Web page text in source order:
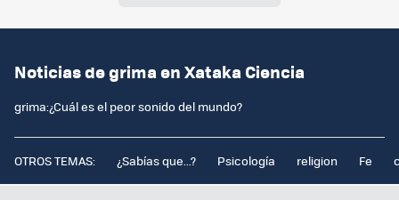
Noticias de grima en Xataka Ciencia
grima:¿Cuál es el peor sonido del mundo?
OTROS TEMAS: ¿Sabías que...? Psicología religion Fe